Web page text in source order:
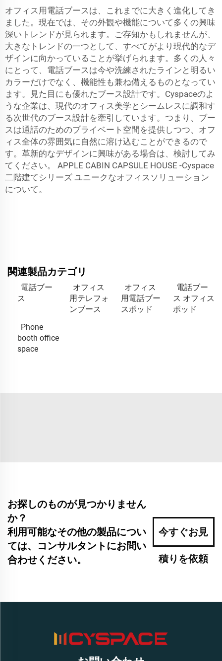
オフィス用電話ブースは、これまでに大きく進化してき
ました。現在では、その外観や機能について多くの興味
深いトレンドが見られます。ご存知かもしれませんが、
大きなトレンドの一つとして、すべてがより現代的なデ
ザインに向かっていることが挙げられます。多くの人々
にとって、電話ブースは今や洗練されたラインと明るい
カラーだけでなく、機能性も兼ね備えるものとなってい
ます。見た目にも優れたブース設計です。Cyspaceのよ
うな企業は、現代のオフィス美学とシームレスに調和す
る次世代のブース設計を牽引しています。つまり、ブー
スは通話のためのプライベート空間を提供しつつ、オフ
ィス全体の雰囲気に自然に溶け込むことができるので
す。革新的なデザインに興味がある場合は、検討してみ
てください。 APPLE CABIN CAPSULE HOUSE -Cyspace
二階建てシリーズ ユニークなオフィスソリューション
について。
関連製品カテゴリ
電話ブー
ス
オフィス
用テレフォ
ンブース
オフィス
用電話ブー
スポッド
電話ブー
ス オフィス
ポッド
Phone
booth office
space
お探しのものが見つかりません
か？
利用可能なその他の製品につい
ては、コンサルタントにお問い
合わせください。
今すぐお見
積りを依頼